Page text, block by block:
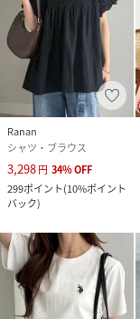
Ranan
シャツ・ブラウス
3,298円 34%OFF
299ポイント(10%ポイント
バック)